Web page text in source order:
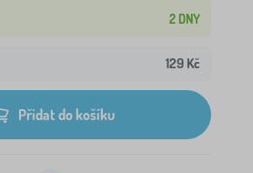
2 DNY
129 Kč
Přidat do košíku